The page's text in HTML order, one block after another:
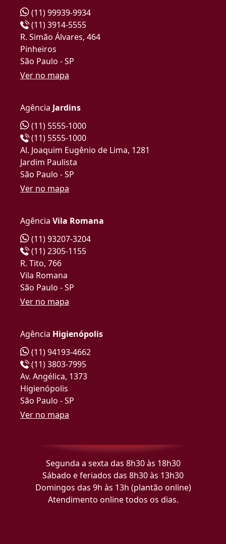
(11) 99939-9934
(11) 3914-5555
R. Simão Álvares, 464
Pinheiros
São Paulo - SP
Ver no mapa
Agência Jardins
(11) 5555-1000
(11) 5555-1000
Al. Joaquim Eugênio de Lima, 1281
Jardim Paulista
São Paulo - SP
Ver no mapa
Agência Vila Romana
(11) 93207-3204
(11) 2305-1155
R. Tito, 766
Vila Romana
São Paulo - SP
Ver no mapa
Agência Higienópolis
(11) 94193-4662
(11) 3803-7995
Av. Angélica, 1373
Higienópolis
São Paulo - SP
Ver no mapa
Segunda a sexta das 8h30 às 18h30
Sábado e feriados das 8h30 às 13h30
Domingos das 9h às 13h (plantão online)
Atendimento online todos os dias.